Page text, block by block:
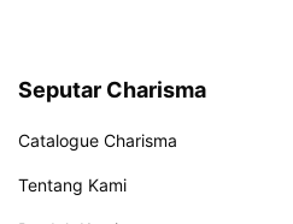
Seputar Charisma
Catalogue Charisma
Tentang Kami